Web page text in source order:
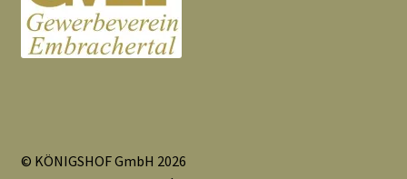
© KÖNIGSHOF GmbH 2026